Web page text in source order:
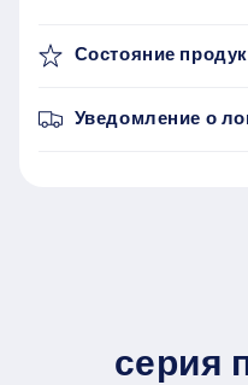
Состояние
Уведомление о
серия